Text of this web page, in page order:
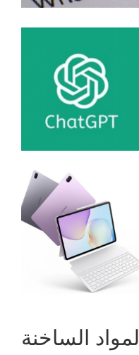
المواد الساخنة